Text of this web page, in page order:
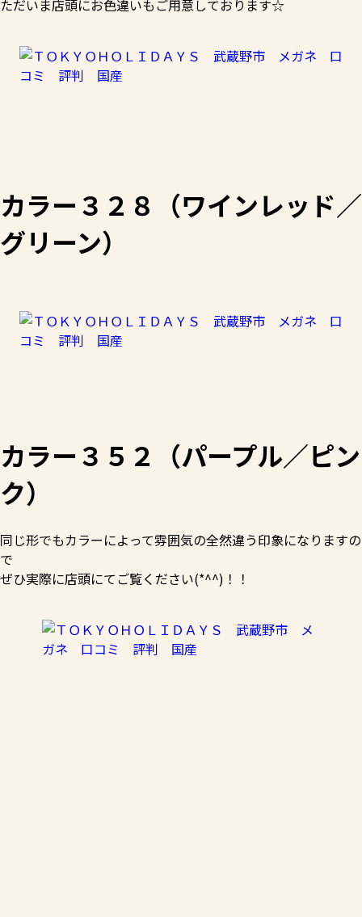
ただいま店頭にお色違いもご用意しております☆
カラー３２８（ワインレッド／
グリーン）
カラー３５２（パープル／ピン
ク）
同じ形でもカラーによって雰囲気の全然違う印象になりますの
で
ぜひ実際に店頭にてご覧ください(*^^)！！